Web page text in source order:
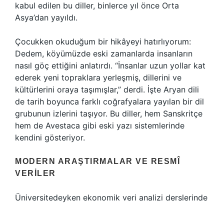
kabul edilen bu diller, binlerce yıl önce Orta
Asya’dan yayıldı.
Çocukken okuduğum bir hikâyeyi hatırlıyorum:
Dedem, köyümüzde eski zamanlarda insanların
nasıl göç ettiğini anlatırdı. “İnsanlar uzun yollar kat
ederek yeni topraklara yerleşmiş, dillerini ve
kültürlerini oraya taşımışlar,” derdi. İşte Aryan dili
de tarih boyunca farklı coğrafyalara yayılan bir dil
grubunun izlerini taşıyor. Bu diller, hem Sanskritçe
hem de Avestaca gibi eski yazı sistemlerinde
kendini gösteriyor.
MODERN ARAŞTIRMALAR VE RESMÎ
VERILER
Üniversitedeyken ekonomik veri analizi derslerinde